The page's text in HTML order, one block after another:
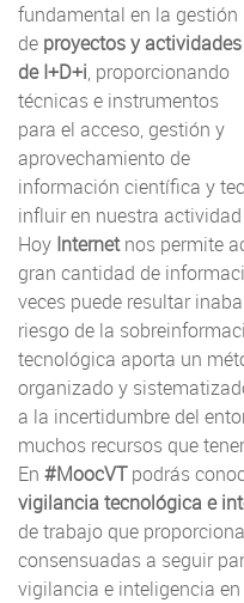
fundamental en la gestión
de proyectos y actividades
de I+D+i, proporcionando
técnicas e instrumentos
para el acceso, gestión y
aprovechamiento de
información científica y
influir en nuestra
Hoy Internetnos permite
gran cantidad de
veces puede resultar
riesgo de la
tecnológica aporta un
organizado y
a la incertidumbre del
muchos recursos que
En #MoocVTpodrás
vigilancia tecnológica e
de trabajo que
consensuadas a seguir
vigilancia e inteligencia